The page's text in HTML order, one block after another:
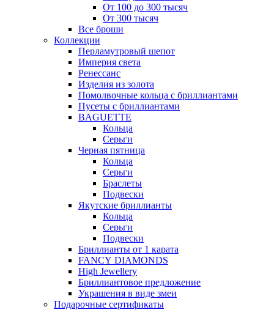
От 100 до 300 тысяч
От 300 тысяч
Все броши
Коллекции
Перламутровый шепот
Империя света
Ренессанс
Изделия из золота
Помолвочные кольца с бриллиантами
Пусеты с бриллиантами
BAGUETTE
Кольца
Серьги
Черная пятница
Кольца
Серьги
Браслеты
Подвески
Якутские бриллианты
Кольца
Серьги
Подвески
Бриллианты от 1 карата
FANCY DIAMONDS
High Jewellery
Бриллиантовое предложение
Украшения в виде змеи
Подарочные сертификаты